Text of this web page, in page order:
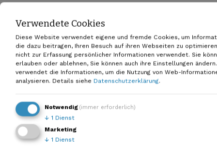
Wir sehen Anbieterinnen ergänzender Lösungen als
Bereicherung und nicht als Gefahr. Viele unserer Projekte
führen wir partnerschaftlich in Projektkonsortien durch.
In wesentlichen Fachgebieten beanspruchen wir die
Themenführerschaft. Dazu zählen multimodale
Verkehrsnetze, Verkehrsmanagementstrategien sowie die
Analyse des Mobilitätsverhaltens.
Verwendete Cookies
Diese Website verwendet eigene und fremde Cookies, um
die dazu beitragen, Ihren Besuch auf ihren Webseiten zu
nicht zur Erfassung persönlicher Informationen verwendet. Sie
erlauben oder ablehnen, Sie können auch ihre Einstellungen
verwendet die Informationen, um die Nutzung von Web-
analysieren. Details siehe Datenschutzerklärung.
Notwendig (immer erforderlich)
↓ 1 Dienst
Marketing
↓ 1 Dienst